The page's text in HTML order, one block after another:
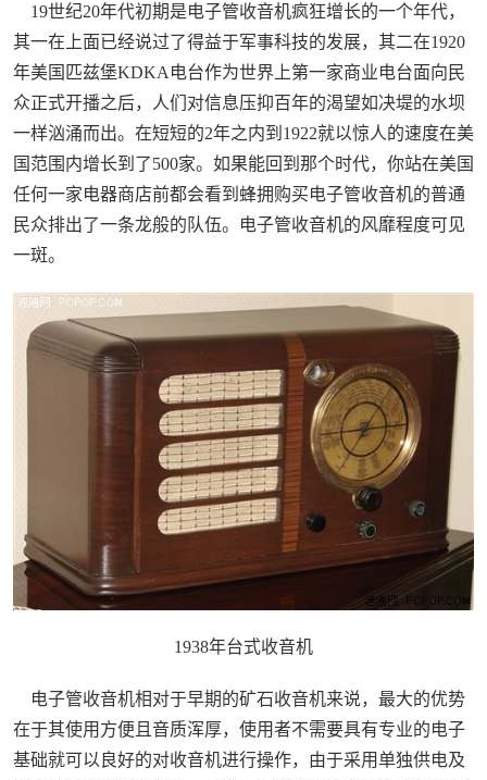
19世纪20年代初期是电子管收音机疯狂增长的一个年代，
其一在上面已经说过了得益于军事科技的发展，其二在1920
年美国匹兹堡KDKA电台作为世界上第一家商业电台面向民
众正式开播之后，人们对信息压抑百年的渴望如决堤的水坝
一样汹涌而出。在短短的2年之内到1922就以惊人的速度在美
国范围内增长到了500家。如果能回到那个时代，你站在美国
任何一家电器商店前都会看到蜂拥购买电子管收音机的普通
民众排出了一条龙般的队伍。电子管收音机的风靡程度可见
一斑。
1938年台式收音机
电子管收音机相对于早期的矿石收音机来说，最大的优势
在于其使用方便且音质浑厚，使用者不需要具有专业的电子
基础就可以良好的对收音机进行操作，由于采用单独供电及